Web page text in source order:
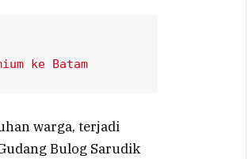
ke Batam
warga, terjadi
Bulog Sarudik